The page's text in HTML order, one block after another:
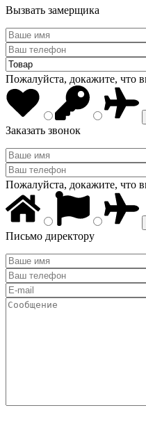
Вызвать замерщика
Пожалуйста, докажите, что
Заказать звонок
Пожалуйста, докажите, что
Письмо директору